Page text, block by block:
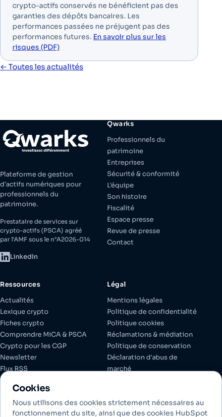
crypto-actifs conservés ne bénéficient pas des
garanties des dépôts bancaires. Les
performances passées ne préjugent pas des
performances futures. En savoir plus sur les
risques (PDF)
← Toutes les actualités
Plateforme de gestion
d'actifs numériques pour
professionnels du
patrimoine.
Prestataire de services sur
crypto-actifs (PSCA) agréé
par l'AMF sous le n°A2026-014
LinkedIn
Qwarks
Professionnels du
patrimoine
Entreprises
Sécurité & conformité
L'équipe
Son histoire
Fiscalité
Espace presse
Revue de presse
Contact
Ressources
Actualités
Lexique crypto
Fiches crypto
Comprendre MiCA & PSCA
Crypto pour les CGP
Newsletter
Flux RSS
Espace client
Légal
Mentions légales
Politique de confidentialité
Politique cookies
Réclamations & médiation
Politique de conservation
Déclaration d'abus de
marché
Cookies
Nous utilisons des cookies strictement nécessaires au
fonctionnement du site, ainsi que des cookies HubSpot